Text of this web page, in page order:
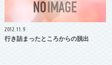
2012.11.9
行き詰まったところからの脱出